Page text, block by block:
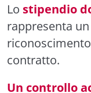
Lo stipendio
rappresenta
contratto.
Un controllo